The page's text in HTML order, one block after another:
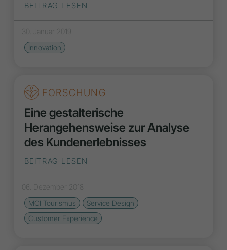
BEITRAG LESEN
30. Januar 2019
Innovation
FORSCHUNG
Eine gestalterische
Herangehensweise zur Analyse
des Kundenerlebnisses
BEITRAG LESEN
06. Dezember 2018
MCI Tourismus
Service Design
Customer Experience